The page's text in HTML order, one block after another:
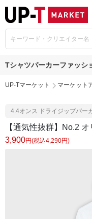
Tシャツパーカーファッシ
UP-Tマーケット マーケット
4.4オンス ドライジップパー
【通気性抜群】No.2
3,900円(税込4,290円)